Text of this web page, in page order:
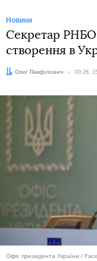
Новини
Секретар РНБО
створення в
Автор:
Олег Панфілович Дата:
00:26,
Офіс президента України /